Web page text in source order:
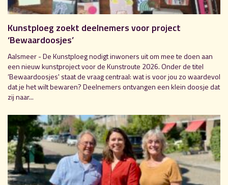
Kunstploeg zoekt deelnemers voor project
‘Bewaardoosjes’
Aalsmeer - De Kunstploeg nodigt inwoners uit om mee te doen aan
een nieuw kunstproject voor de Kunstroute 2026. Onder de titel
‘Bewaardoosjes' staat de vraag centraal: wat is voor jou zo waardevol
dat je het wilt bewaren? Deelnemers ontvangen een klein doosje dat
zij naar...